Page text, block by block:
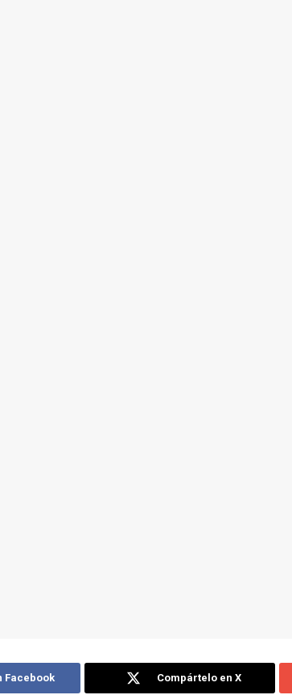
Facebook Compártelo en X